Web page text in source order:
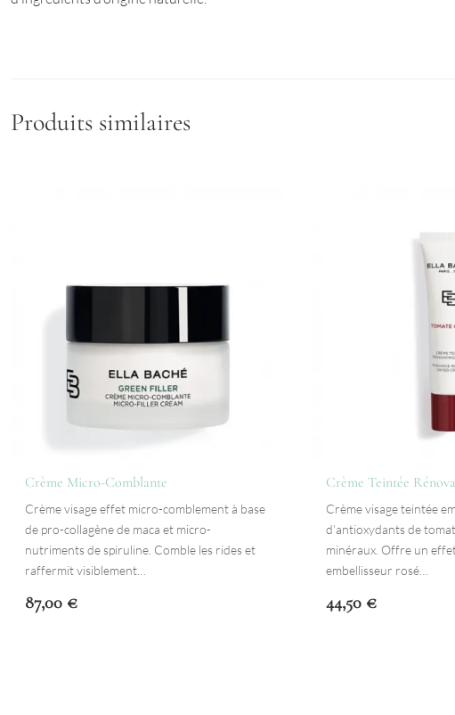
Produits similaires
Crème Micro-Comblante
Crème visage effet micro-comblement à base
de pro-collagène de maca et micro-
nutriments de spiruline. Comble les rides et
raffermit visiblement…
87,00 €
Crème Teintée
Crème visage teintée
d'antioxydants de
minéraux. Offre un
embellisseur rosé…
44,50 €